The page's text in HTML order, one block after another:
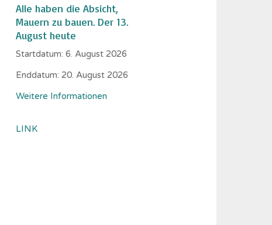
Alle haben die Absicht,
Mauern zu bauen. Der 13.
August heute
Startdatum:6. August 2026
Enddatum: 20. August 2026
Weitere Informationen
LINK